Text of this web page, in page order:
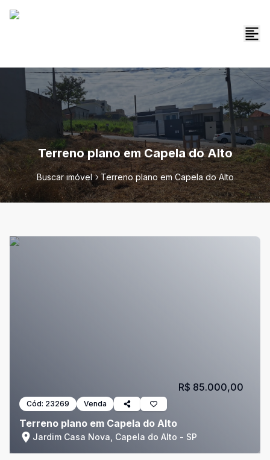
Terreno plano em Capela do Alto
Buscar imóvel Terreno plano em Capela do Alto
Cód: 23269 Venda
Terreno plano em Capela do Alto
Jardim Casa Nova, Capela do Alto - SP
R$ 85.000,00